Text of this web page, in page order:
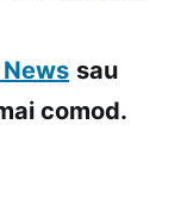
sau
comod.